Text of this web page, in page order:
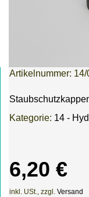
Artikelnummer: 14/
Kategorie: 14 -
6,20 €
inkl. USt., zzgl. Versand